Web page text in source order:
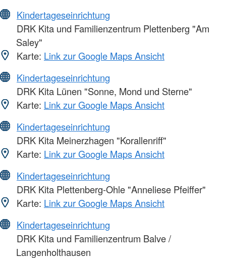
Kindertageseinrichtung
DRK Kita und Familienzentrum Plettenberg "Am
Saley"
Karte: Link zur Google Maps Ansicht
Kindertageseinrichtung
DRK Kita Lünen "Sonne, Mond und Sterne"
Karte: Link zur Google Maps Ansicht
Kindertageseinrichtung
DRK Kita Meinerzhagen "Korallenriff"
Karte: Link zur Google Maps Ansicht
Kindertageseinrichtung
DRK Kita Plettenberg-Ohle "Anneliese Pfeiffer"
Karte: Link zur Google Maps Ansicht
Kindertageseinrichtung
DRK Kita und Familienzentrum Balve /
Langenholthausen